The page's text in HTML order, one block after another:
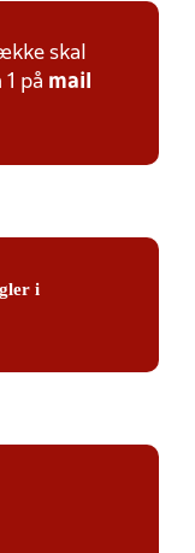
skal
på mail
i